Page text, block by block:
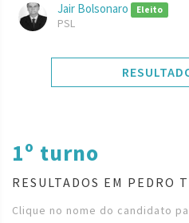
Jair Bolsonaro Eleito
PSL
1º turno
RESULTADOS EM PEDRO
Clique no nome do candidato